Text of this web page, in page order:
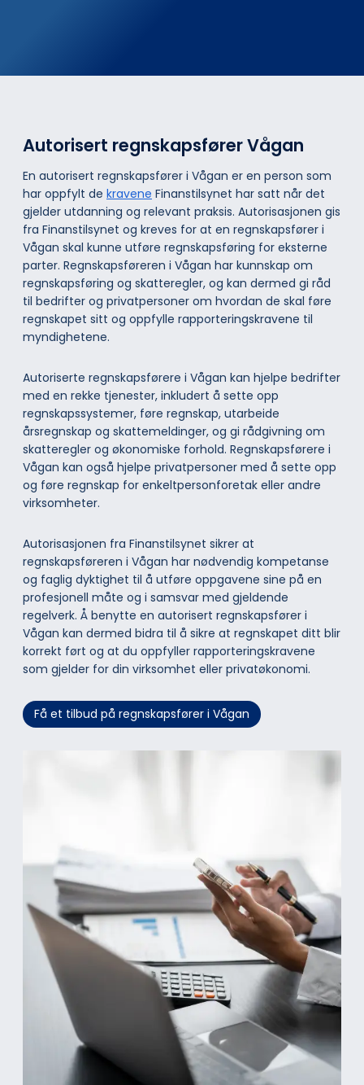
Autorisert regnskapsfører Vågan
En autorisert regnskapsfører i Vågan er en person som
har oppfylt de kravene Finanstilsynet har satt når det
gjelder utdanning og relevant praksis. Autorisasjonen gis
fra Finanstilsynet og kreves for at en regnskapsfører i
Vågan skal kunne utføre regnskapsføring for eksterne
parter. Regnskapsføreren i Vågan har kunnskap om
regnskapsføring og skatteregler, og kan dermed gi råd
til bedrifter og privatpersoner om hvordan de skal føre
regnskapet sitt og oppfylle rapporteringskravene til
myndighetene.
Autoriserte regnskapsførere i Vågan kan hjelpe bedrifter
med en rekke tjenester, inkludert å sette opp
regnskapssystemer, føre regnskap, utarbeide
årsregnskap og skattemeldinger, og gi rådgivning om
skatteregler og økonomiske forhold. Regnskapsførere i
Vågan kan også hjelpe privatpersoner med å sette opp
og føre regnskap for enkeltpersonforetak eller andre
virksomheter.
Autorisasjonen fra Finanstilsynet sikrer at
regnskapsføreren i Vågan har nødvendig kompetanse
og faglig dyktighet til å utføre oppgavene sine på en
profesjonell måte og i samsvar med gjeldende
regelverk. Å benytte en autorisert regnskapsfører i
Vågan kan dermed bidra til å sikre at regnskapet ditt blir
korrekt ført og at du oppfyller rapporteringskravene
som gjelder for din virksomhet eller privatøkonomi.
Få et tilbud på regnskapsfører i Vågan